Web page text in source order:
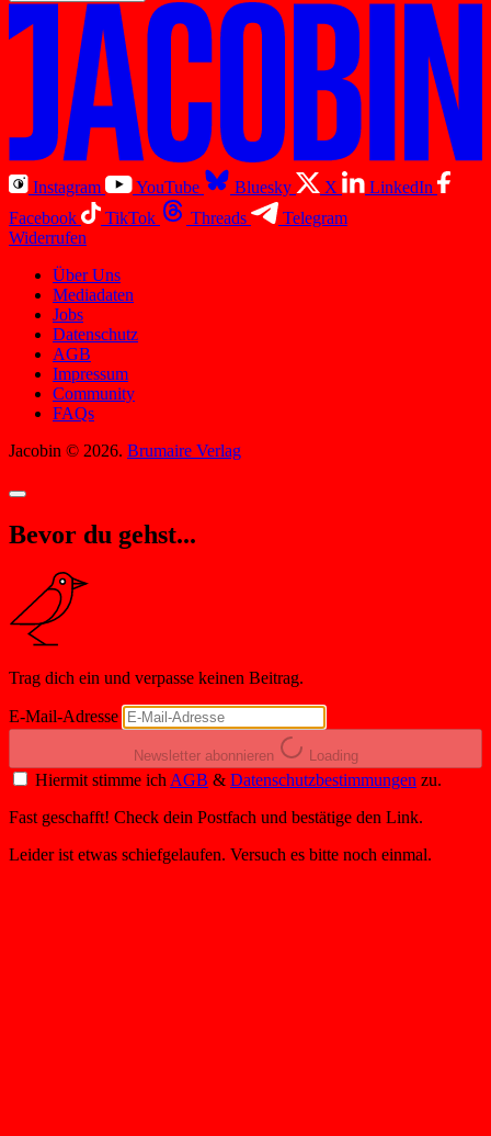
Instagram YouTube Bluesky X
LinkedIn
Facebook
TikTok Threads
Telegram
Widerrufen
Über Uns
Mediadaten
Jobs
Datenschutz
AGB
Impressum
Community
FAQs
Jacobin © 2026. Brumaire Verlag
Bevor du gehst...
Trag dich ein und verpasse keinen Beitrag.
E-Mail-Adresse
Newsletter abonnieren Loading
Hiermit stimme ich AGB & Datenschutzbestimmungen zu.
Fast geschafft! Check dein Postfach und bestätige den Link.
Leider ist etwas schiefgelaufen. Versuch es bitte noch einmal.